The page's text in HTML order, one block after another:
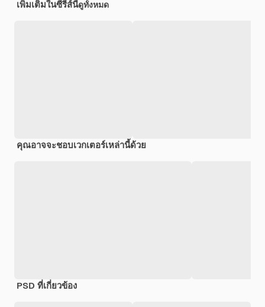
เพิ่มเติมในซีรี่ส์นี้ดูทั้งหมด
คุณอาจจะชอบเวกเตอร์เหล่านี้ด้วย
PSD ที่เกี่ยวข้อง